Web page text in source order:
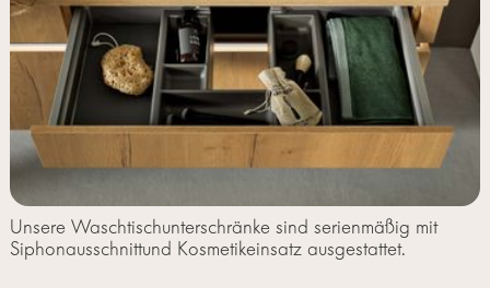
Unsere Waschtischunterschränke sind serienmäßig mit
Siphonausschnittund Kosmetikeinsatz ausgestattet.